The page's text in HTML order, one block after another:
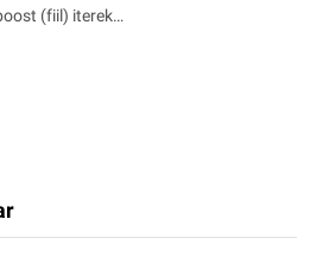
(fiil) iterek…